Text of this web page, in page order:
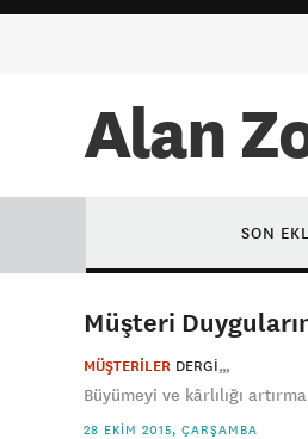
Alan
SON
Müşteri
MÜŞTERİLER DERGI
Büyümeyi ve kârlılığı
28 EKIM 2015, ÇARŞAMBA